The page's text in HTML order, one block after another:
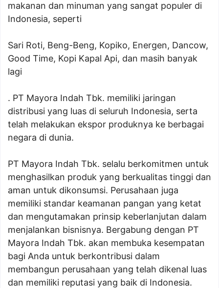
makanan dan minuman yang sangat populer di
Indonesia, seperti
Sari Roti, Beng-Beng, Kopiko, Energen, Dancow,
Good Time, Kopi Kapal Api, dan masih banyak
lagi
. PT Mayora Indah Tbk. memiliki jaringan
distribusi yang luas di seluruh Indonesia, serta
telah melakukan ekspor produknya ke berbagai
negara di dunia.
PT Mayora Indah Tbk. selalu berkomitmen untuk
menghasilkan produk yang berkualitas tinggi dan
aman untuk dikonsumsi. Perusahaan juga
memiliki standar keamanan pangan yang ketat
dan mengutamakan prinsip keberlanjutan dalam
menjalankan bisnisnya. Bergabung dengan PT
Mayora Indah Tbk. akan membuka kesempatan
bagi Anda untuk berkontribusi dalam
membangun perusahaan yang telah dikenal luas
dan memiliki reputasi yang baik di Indonesia.